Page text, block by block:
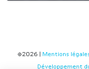
©2026 | Mentions
Développement